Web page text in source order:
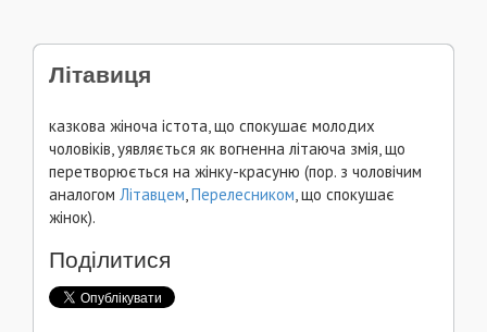
Літавиця
казкова жіноча істота, що спокушає молодих
чоловіків, уявляється як вогненна літаюча змія, що
перетворюється на жінку-красуню (пор. з чоловічим
аналогом Літавцем,Перелесником, що спокушає
жінок).
Поділитися